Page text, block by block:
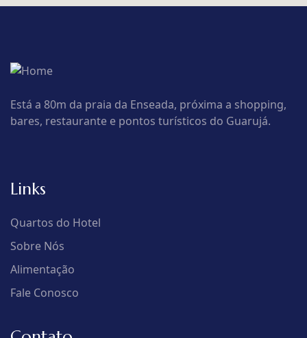
Está a 80m da praia da Enseada, próxima a shopping,
bares, restaurante e pontos turísticos do Guarujá.
Links
Quartos do Hotel
Sobre Nós
Alimentação
Fale Conosco